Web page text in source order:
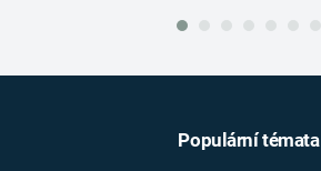
Populární témata